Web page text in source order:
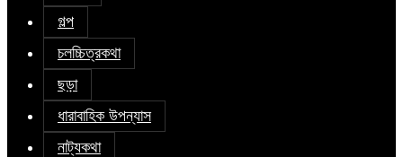
গল্প
চলচ্চিত্রকথা
ছড়া
ধারাবাহিক উপন্যাস
নাট্যকথা